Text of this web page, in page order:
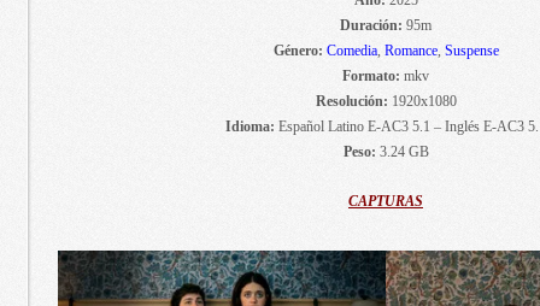
Duración: 95m
Género: Comedia, Romance, Suspense
Formato: mkv
Resolución: 1920x1080
Idioma: Español Latino E-AC3 5.1 – Inglés E-AC3
Peso: 3.24 GB
CAPTURAS